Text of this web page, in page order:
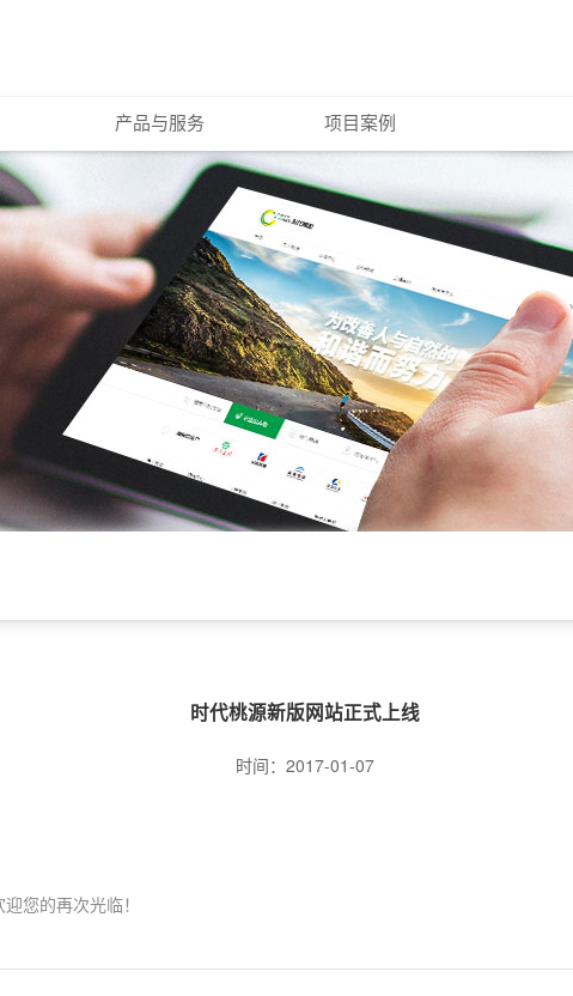
产品与服务 项目案例
时代桃源新版网站正式上线
时间：2017-01-07
您的再次光临！